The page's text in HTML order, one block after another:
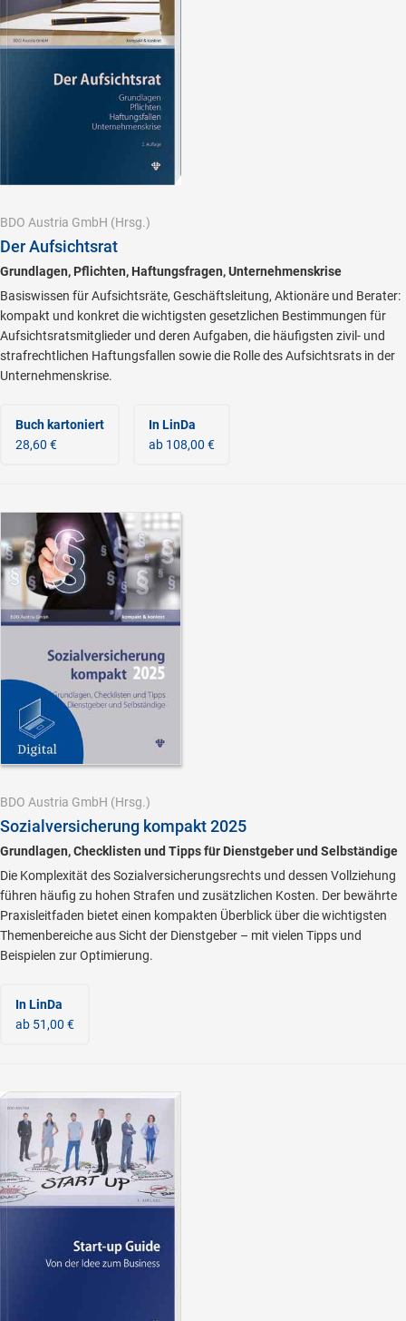
BDO Austria GmbH (Hrsg.)
Der Aufsichtsrat
Grundlagen, Pflichten, Haftungsfragen, Unternehmenskrise
Basiswissen für Aufsichtsräte, Geschäftsleitung, Aktionäre und Berater:
kompakt und konkret die wichtigsten gesetzlichen Bestimmungen für
Aufsichtsratsmitglieder und deren Aufgaben, die häufigsten zivil- und
strafrechtlichen Haftungsfallen sowie die Rolle des Aufsichtsrats in der
Unternehmenskrise.
Buch kartoniert
28,60 €
In LinDa
ab 108,00 €
BDO Austria GmbH (Hrsg.)
Sozialversicherung kompakt 2025
Grundlagen, Checklisten und Tipps für Dienstgeber und Selbständige
Die Komplexität des Sozialversicherungsrechts und dessen Vollziehung
führen häufig zu hohen Strafen und zusätzlichen Kosten. Der bewährte
Praxisleitfaden bietet einen kompakten Überblick über die wichtigsten
Themenbereiche aus Sicht der Dienstgeber – mit vielen Tipps und
Beispielen zur Optimierung.
In LinDa
ab 51,00 €